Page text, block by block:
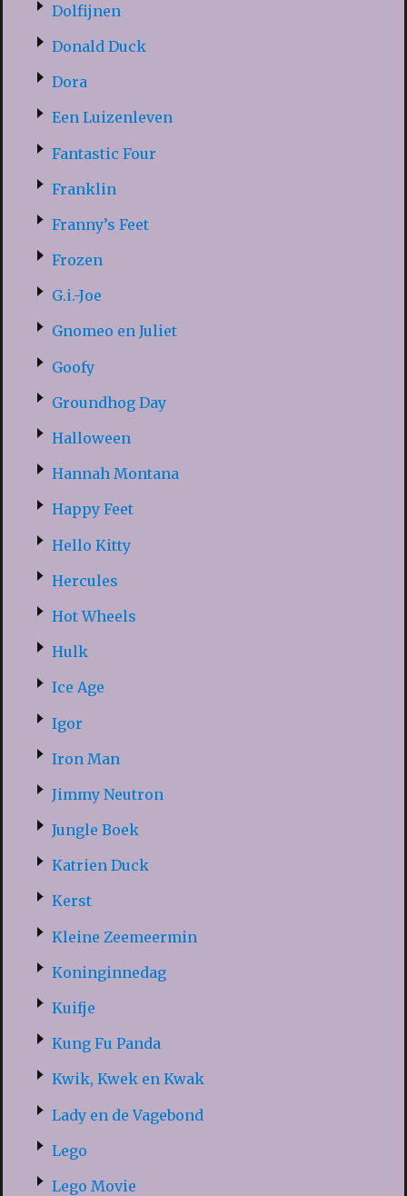
Dolfijnen
Donald Duck
Dora
Een Luizenleven
Fantastic Four
Franklin
Franny’s Feet
Frozen
G.i.-Joe
Gnomeo en Juliet
Goofy
Groundhog Day
Halloween
Hannah Montana
Happy Feet
Hello Kitty
Hercules
Hot Wheels
Hulk
Ice Age
Igor
Iron Man
Jimmy Neutron
Jungle Boek
Katrien Duck
Kerst
Kleine Zeemeermin
Koninginnedag
Kuifje
Kung Fu Panda
Kwik, Kwek en Kwak
Lady en de Vagebond
Lego
Lego Movie